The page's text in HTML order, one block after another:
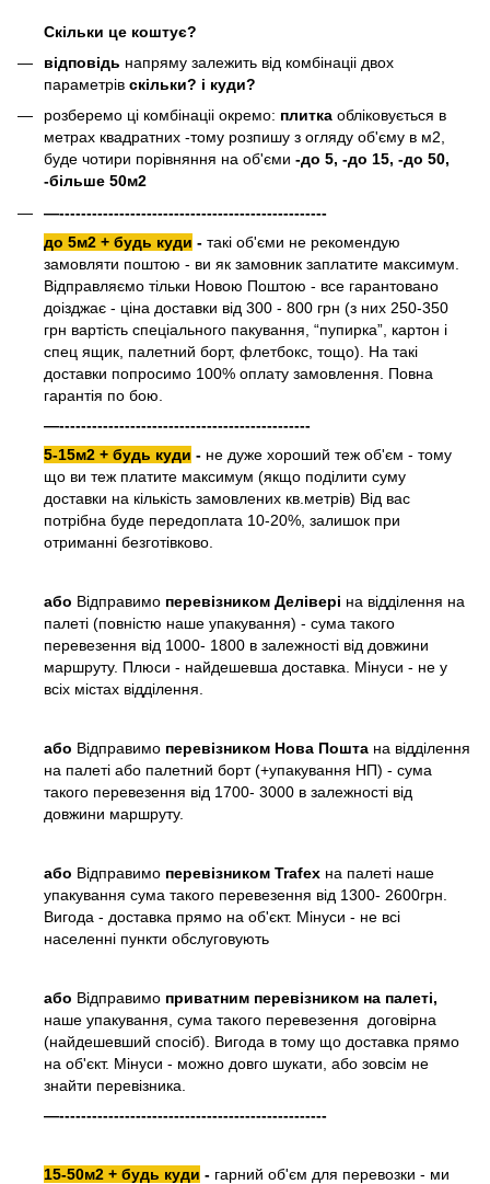
Скільки це коштує?
відповідь напряму залежить від комбінаціі двох
параметрів скільки? і куди?
розберемо ці комбінаціі окремо: плитка обліковується в
метрах квадратних -тому розпишу з огляду об'єму в м2,
буде чотири порівняння на об'єми -до 5, -до 15, -до 50,
-більше 50м2
—-------------------------------------------------
до 5м2 + будь куди - такі об'єми не рекомендую
замовляти поштою - ви як замовник заплатите максимум.
Відправляємо тільки Новою Поштою - все гарантовано
доізджає - ціна доставки від 300 - 800 грн (з них 250-350
грн вартість спеціального пакування, “пупирка”, картон і
спец ящик, палетний борт, флетбокс, тощо). На такі
доставки попросимо 100% оплату замовлення. Повна
гарантія по бою.
—----------------------------------------------
5-15м2 + будь куди - не дуже хороший теж об'єм - тому
що ви теж платите максимум (якщо поділити суму
доставки на кількість замовлених кв.метрів) Від вас
потрібна буде передоплата 10-20%, залишок при
отриманні безготівково.
або Відправимо перевізником Делівері на відділення на
палеті (повністю наше упакування) - сума такого
перевезення від 1000- 1800 в залежності від довжини
маршруту. Плюси - найдешевша доставка. Мінуси - не у
всіх містах відділення.
або Відправимо перевізником Нова Пошта на відділення
на палеті або палетний борт (+упакування НП) - сума
такого перевезення від 1700- 3000 в залежності від
довжини маршруту.
або Відправимо перевізником Trafex на палеті наше
упакування сума такого перевезення від 1300- 2600грн.
Вигода - доставка прямо на об'єкт. Мінуси - не всі
населенні пункти обслуговують
або Відправимо приватним перевізником на палеті,
наше упакування, сума такого перевезення договірна
(найдешевший спосіб). Вигода в тому що доставка прямо
на об'єкт. Мінуси - можно довго шукати, або зовсім не
знайти перевізника.
—-------------------------------------------------
15-50м2 + будь куди - гарний об'єм для перевозки - ми